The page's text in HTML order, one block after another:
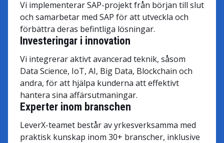
Experter inom branschen
LeverX-teamet består av yrkesverksamma med
praktisk kunskap inom 30+ branscher, inklusive
Vi implementerar SAP-projekt från början till slut
och samarbetar med SAP för att utveckla och
förbättra deras befintliga lösningar.
Investeringar i innovation
Vi integrerar aktivt avancerad teknik, såsom
Data Science, IoT, AI, Big Data, Blockchain och
andra, för att hjälpa kunderna att effektivt
hantera sina affärsutmaningar.